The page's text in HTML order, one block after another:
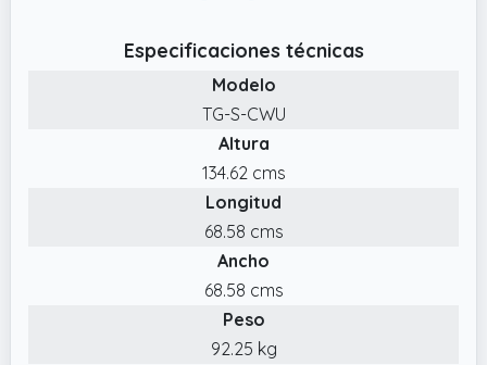
✔️ MULTIFUNCIONALIDAD: Ideal en
combinación con todas las fuentes de calor,
por ejemplo: El acumulador se puede
combinar con cualquier fuente de calor.
✔️ MÁXIMOS ESTÁNDARES DE FABRICACIÓN:
Corte por láser, soldadura asistida por robot,
pasivación y grabado de las soldaduras,
pruebas de estanqueidad.
Especificaciones técnicas
Modelo
TG-S-CWU
Altura
134.62 cms
Longitud
68.58 cms
Ancho
68.58 cms
Peso
92.25 kg